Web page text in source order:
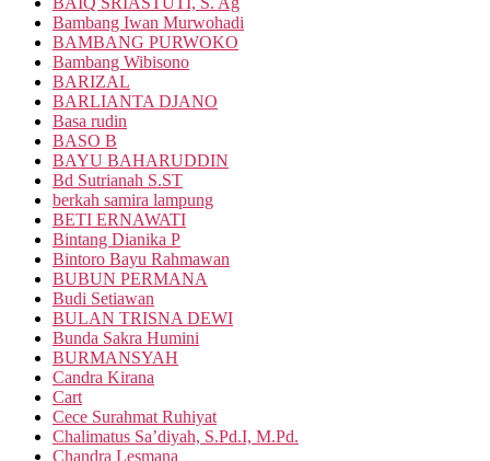
Bambang Iwan Murwohadi
BAMBANG PURWOKO
Bambang Wibisono
BARIZAL
BARLIANTA DJANO
Basa rudin
BASO B
BAYU BAHARUDDIN
Bd Sutrianah S.ST
berkah samira lampung
BETI ERNAWATI
Bintang Dianika P
Bintoro Bayu Rahmawan
BUBUN PERMANA
Budi Setiawan
BULAN TRISNA DEWI
Bunda Sakra Humini
BURMANSYAH
Candra Kirana
Cart
Cece Surahmat Ruhiyat
Chalimatus Sa’diyah, S.Pd.I, M.Pd.
Chandra Lesmana